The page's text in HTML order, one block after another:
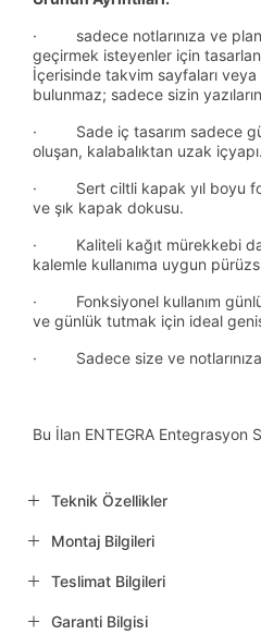
· sadece notlarınıza ve
geçirmek isteyenler için
İçerisinde takvim sayfaları
bulunmaz; sadece sizin
· Sade iç tasarım sadece
oluşan, kalabalıktan uzak içyapı.
· Sert ciltli kapak yıl boyu
ve şık kapak dokusu.
· Kaliteli kağıt mürekkebi
kalemle kullanıma uygun
· Fonksiyonel kullanım
ve günlük tutmak için ideal
· Sadece size ve notlarınıza
Bu İlan ENTEGRA Entegrasyon
Teknik Özellikler
Montaj Bilgileri
Teslimat Bilgileri
Garanti Bilgisi